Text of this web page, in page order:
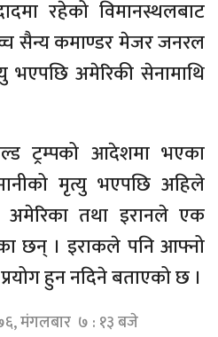
रहेको विमानस्थलबाट
सैन्य कमाण्डर मेजर जनरल
भएपछि अमेरिकी सेनामाथि
ट्रम्पको आदेशमा भएका
मृत्यु भएपछि अहिले
तथा इरानले एक
छन् । इराकले पनि आफ्नो
हुन नदिने बताएको छ ।
मंगलबार ७ : १३ बजे